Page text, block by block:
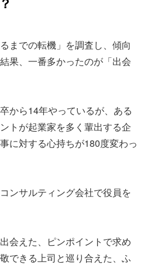
までの転機」を調査し、傾向
果、一番多かったのが「出会
から14年やっているが、ある
トが起業家を多く輩出する企
に対する心持ちが180度変わっ
ンサルティング会社で役員を
会えた、ピンポイントで求め
できる上司と巡り合えた、ふ